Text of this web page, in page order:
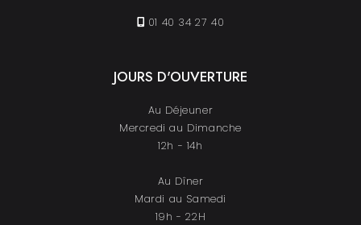
01 40 34 27 40
JOURS D'OUVERTURE
Au Déjeuner
Mercredi au Dimanche
12h - 14h
Au Dîner
Mardi au Samedi
19h - 22H